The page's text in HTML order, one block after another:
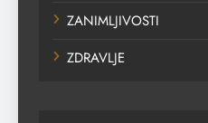
ZANIMLJIVOSTI
ZDRAVLJE